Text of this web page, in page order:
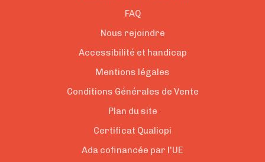
FAQ
Nous rejoindre
Accessibilité et handicap
Mentions légales
Conditions Générales de Vente
Plan du site
Certificat Qualiopi
Ada cofinancée par l'UE